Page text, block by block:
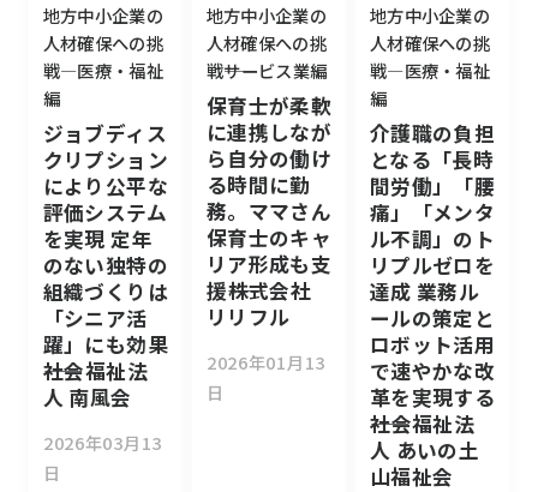
地方中小企業の
人材確保への挑
戦―医療・福祉
編
ジョブディス
クリプション
により公平な
評価システム
を実現 定年
のない独特の
組織づくりは
「シニア活
躍」にも効果
――社会福祉法
人 南風会
2026年03月13
日
地方中小企業の
人材確保への挑
戦――サービス業編
保育士が柔軟
に連携しなが
ら自分の働け
る時間に勤
務。ママさん
保育士のキャ
リア形成も支
援――株式会社
リリフル
2026年01月13
日
地方中小企業の
人材確保への挑
戦―医療・福祉
編
介護職の負担
となる「長時
間労働」「腰
痛」「メンタ
ル不調」のト
リプルゼロを
達成 業務ル
ールの策定と
ロボット活用
で速やかな改
革を実現する
――社会福祉法
人 あいの土
山福祉会